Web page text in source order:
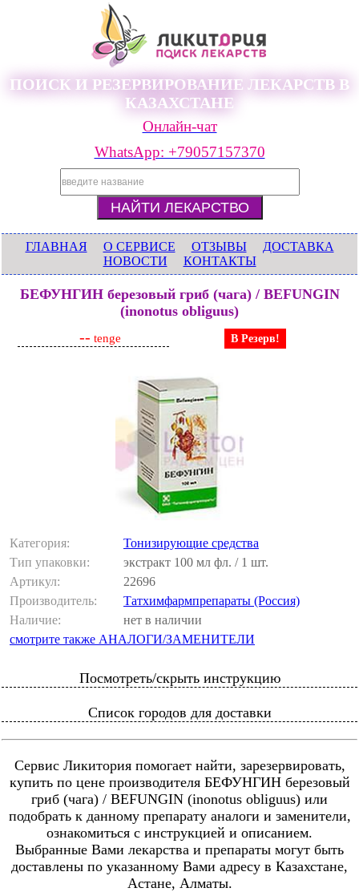
ПОИСК И РЕЗЕРВИРОВАНИЕ ЛЕКАРСТВ В
КАЗАХСТАНЕ
Онлайн-чат
WhatsApp: +79057157370
ГЛАВНАЯ О СЕРВИСЕ ОТЗЫВЫ
ДОСТАВКА
НОВОСТИ
КОНТАКТЫ
БЕФУНГИН березовый гриб (чага) / BEFUNGIN
(inonotus obliguus)
-- tenge В Резерв!
Категория:
Тонизирующие средства
Тип упаковки:
экстракт 100 мл фл. / 1 шт.
Артикул:
22696
Производитель:
Татхимфармпрепараты (Россия)
Наличие:
нет в наличии
смотрите также АНАЛОГИ/ЗАМЕНИТЕЛИ
Посмотреть/скрыть инструкцию
Список городов для доставки
Сервис Ликитория помогает найти, зарезервировать,
купить по цене производителя БЕФУНГИН березовый
гриб (чага) / BEFUNGIN (inonotus obliguus) или
подобрать к данному препарату аналоги и заменители,
ознакомиться с инструкцией и описанием.
Выбранные Вами лекарства и препараты могут быть
доставлены по указанному Вами адресу в Казахстане,
Астане, Алматы.